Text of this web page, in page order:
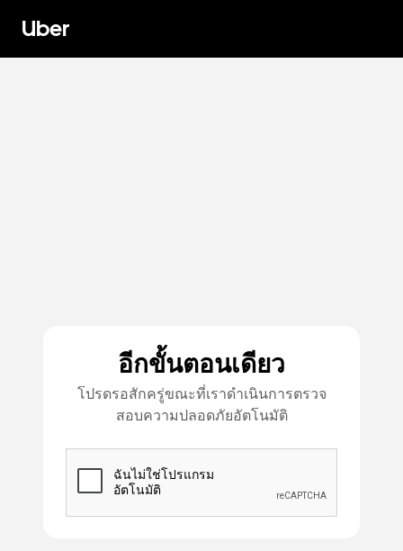
Uber
อีกขั้นตอนเดียว
โปรดรอสักครู่ขณะที่เราดำเนินการตรวจ
สอบความปลอดภัยอัตโนมัติ